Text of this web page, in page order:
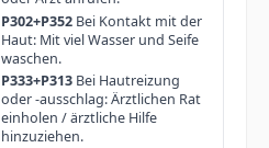
P302+P352Bei Kontakt mit der
Haut: Mit viel Wasser und Seife
waschen.
P333+P313Bei Hautreizung
oder -ausschlag: Ärztlichen Rat
einholen / ärztliche Hilfe
hinzuziehen.